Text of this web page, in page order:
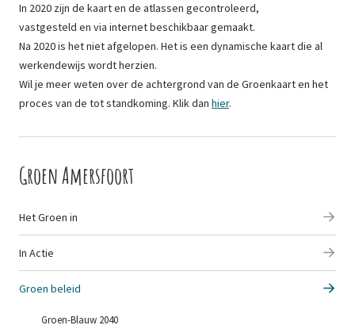
In 2020 zijn de kaart en de atlassen gecontroleerd,
vastgesteld en via internet beschikbaar gemaakt.
Na 2020 is het niet afgelopen. Het is een dynamische kaart die al
werkendewijs wordt herzien.
Wil je meer weten over de achtergrond van de Groenkaart en het
proces van de tot standkoming. Klik dan hier.
Groen Amersfoort
Het Groen in
In Actie
Groen beleid
Groen-Blauw 2040